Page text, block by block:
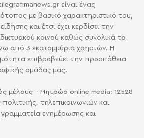
είναι ένας
με βασικό χαρακτηριστικό του,
και έτσι έχει κερδίσει την
κοινού καθώς συνολικά το
από 3 εκατομμύρια χρηστών. Η
επιβραβεύει την προσπάθεια
ομάδας μας.
μέλους - Μητρώο online media: 12528
τηλεπικοινωνιών και
ενημέρωσης και